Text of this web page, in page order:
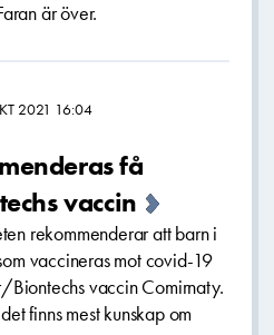
är över.
2021 16:04
få
vaccin
rekommenderar att barn i
vaccineras mot covid-19
Biontechs vaccin Comirnaty.
finns mest kunskap om